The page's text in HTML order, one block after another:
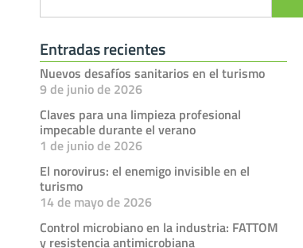
Entradas recientes
Nuevos desafíos sanitarios en el turismo
9 de junio de 2026
Claves para una limpieza profesional
impecable durante el verano
1 de junio de 2026
El norovirus: el enemigo invisible en el
turismo
14 de mayo de 2026
Control microbiano en la industria: FATTOM
y resistencia antimicrobiana